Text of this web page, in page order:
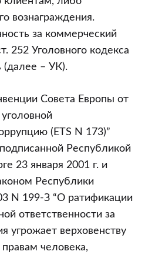
вознаграждения.
за коммерческий
252 Уголовного кодекса
(далее – УК).
Совета Европы от
(ETS N 173)”
Республикой
23 января 2001 г. и
Республики
N 199-З “О ратификации
ответственности за
угрожает верховенству
человека,